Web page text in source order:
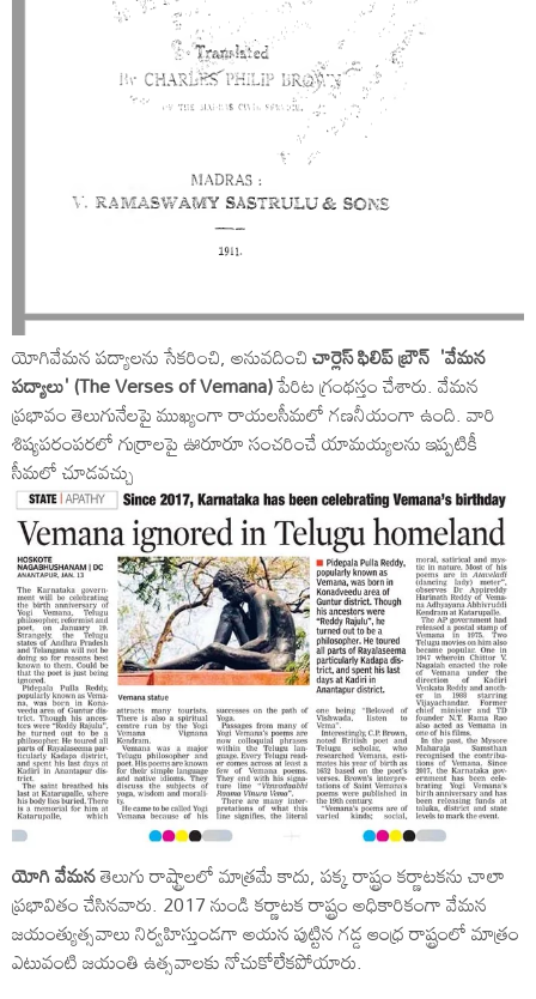
యోగివేమన పద్యాలను సేకరించి, అనువదించిచార్లెస్ ఫిలిప్ బ్రౌన్ 'వేమన
పద్యాలు' (The Verses of Vemana)పేరిట గ్రంథస్తం చేశారు. వేమన
ప్రభావం తెలుగునేలపై ముఖ్యంగా రాయలసీమలో గణనీయంగా ఉంది. వారి
శిష్యపరంపరలో గుర్రాలపై ఊరూరూ సంచరించే యామయ్యలను ఇప్పటికీ
సీమలో చూడవచ్చు
యోగి వేమనతెలుగు రాష్ట్రాలలో మాత్రమే కాదు, పక్క రాష్ట్రం కర్ణాటకను చాలా
ప్రభావితం చేసినవారు. 2017 నుండి కర్ణాటక రాష్ట్రం అధికారికంగా వేమన
జయంత్యుత్సవాలు నిర్వహిస్తుండగా అయన పుట్టిన గడ్డ ఆంధ్ర రాష్ట్రంలో మాత్రం
ఎటువంటి జయంతి ఉత్సవాలకు నోచుకోలేకపోయారు.